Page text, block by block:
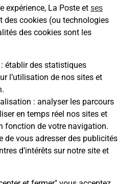
expérience, La Poste et ses
des cookies (ou technologies
des cookies sont les
: établir des statistiques
l’utilisation de nos sites et
: analyser les parcours
en temps réel nos sites et
fonction de votre navigation.
de vous adresser des publicités
d’intérêts sur notre site et
24